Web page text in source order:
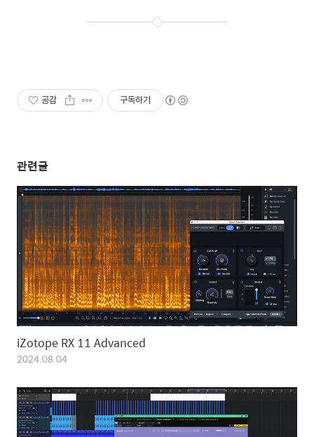
공감 구독하기
관련글
iZotope RX 11 Advanced
2024.08.04